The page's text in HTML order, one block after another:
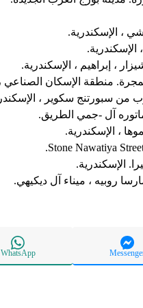
آل -جمي الطريق.
روبيه ، ميناء آل ديكيهي.
WhatsApp